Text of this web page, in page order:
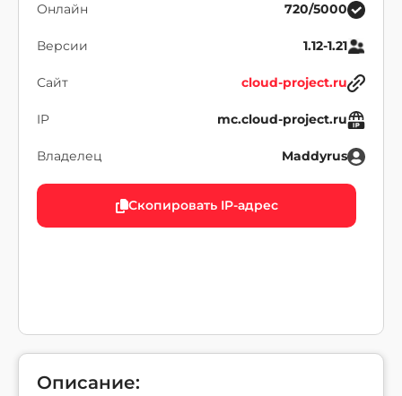
Онлайн 720/5000
Версии 1.12-1.21
Сайт cloud-project.ru
IP mc.cloud-project.ru
Владелец Maddyrus
Скопировать IP-адрес
Описание: